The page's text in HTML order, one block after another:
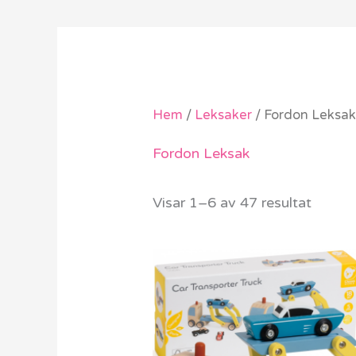
Hem / Leksaker / Fordon Leksak
Fordon Leksak
Visar 1–6 av 47 resultat
ursprungliga
priset
var:
919 kr.
Det
nuvarande
priset
är:
649 kr.